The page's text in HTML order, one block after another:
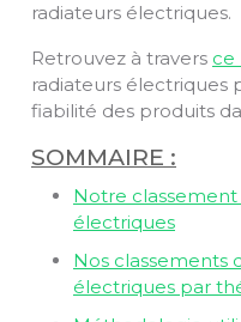
radiateurs électriques.
Retrouvez à travers ce
radiateurs électriques
fiabilité des produits
SOMMAIRE :
Notre
électriques
Nos classements
électriques par